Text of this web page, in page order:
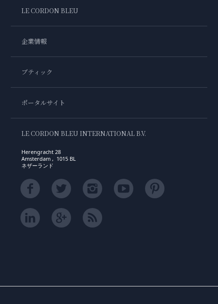
LE CORDON BLEU
企業情報
ブティック
ポータルサイト
LE CORDON BLEU INTERNATIONAL B.V.
Herengracht 28
Amsterdam , 1015 BL
ネザーランド